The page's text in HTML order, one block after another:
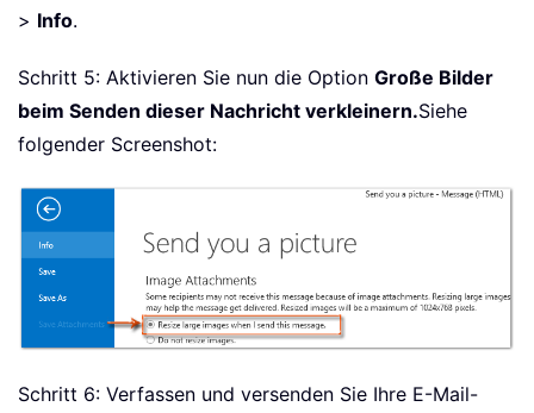
> Info.
Schritt 5: Aktivieren Sie nun die Option Große Bilder
beim Senden dieser Nachricht verkleinern.Siehe
folgender Screenshot:
Schritt 6: Verfassen und versenden Sie Ihre E-Mail-